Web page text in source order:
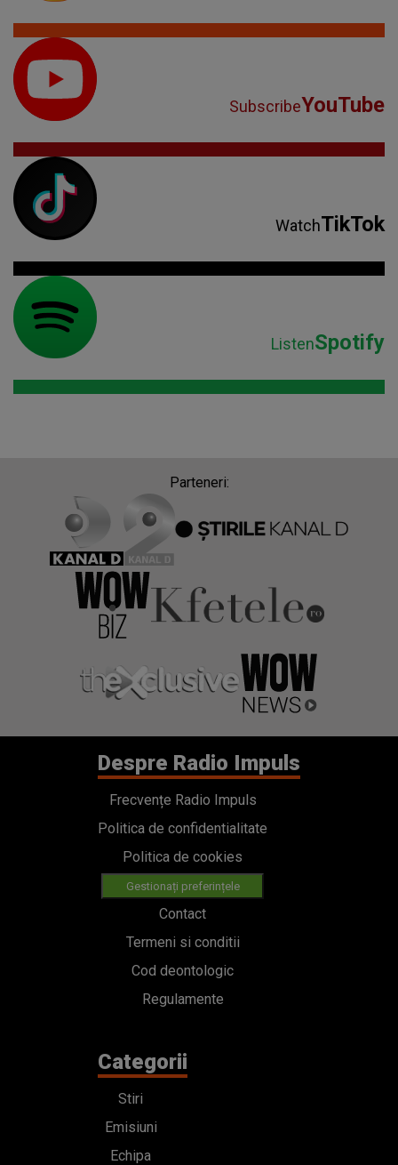
SubscribeYouTube
WatchTikTok
ListenSpotify
Parteneri:
Despre Radio Impuls
Frecvențe Radio Impuls
Politica de confidentialitate
Politica de cookies
Gestionați preferințele
Contact
Termeni si conditii
Cod deontologic
Regulamente
Categorii
Stiri
Emisiuni
Echipa